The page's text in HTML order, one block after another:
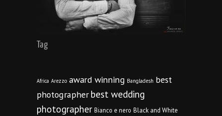
Tag
Africa Arezzo award winning Bangladesh best
photographer best wedding
photographer Bianco e nero Black and White